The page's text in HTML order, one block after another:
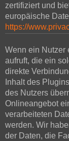
zertifiziert und
europäische
https://
Wenn ein Nutzer
aufruft, die ein
direkte
Inhalt des
des Nutzers
Onlineangebot
verarbeiteten
werden. Wir
der Daten, die